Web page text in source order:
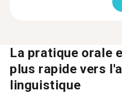
La pratique orale
plus rapide vers
linguistique